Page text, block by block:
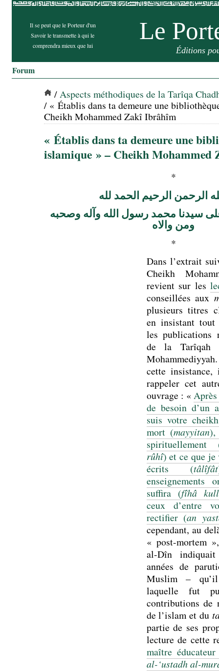
Il se peut que le Porteur d'un
Savoir le transmette à qui le
comprendra mieux que lui
Le
Éditions
Forum
/Aspects méthodiques de la Tarîqa
/ « Établis dans ta demeure une
Cheikh Mohammed Zakî Ibrâhîm
« Établis dans ta demeure une
islamique » – Cheikh
*
الرحمن الرحيم الحمد لله
سيدنا محمد رسول الله وآله وصحبه
ومن والاه
*
Dans l’extrait
Cheikh
revient sur les
conseillées aux
plusieurs titres
en insistant tout
les publications
de la Tarîqah
cette
rappeler cet
ouvrage : « Après
de besoin d’un
suis votre
mort (mayyitan),
spirituellement
rûhî) et ce que je
écrits (tâlîfât
enseignements
suffira (fîhâ
ceux d’entre
rectifier (an
cependant, au
« post-mortem
al-Dîn
années de
Muslim –
laquelle fut
contributions de
de l’islam et du
partie de ses
lecture de cette
maître
al-‘ustadh al-